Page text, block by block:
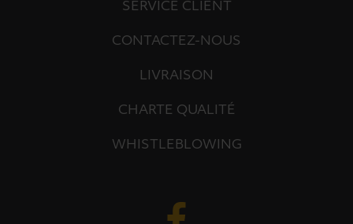
SERVICE CLIENT
CONTACTEZ-NOUS
LIVRAISON
CHARTE QUALITÉ
WHISTLEBLOWING